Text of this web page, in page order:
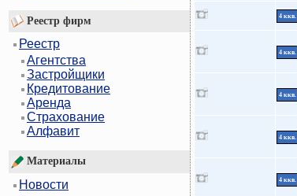
Реестр фирм
Реестр
Агентства
Застройщики
Кредитование
Аренда
Страхование
Алфавит
Материалы
Новости
4 ккв.
4 ккв.
4 ккв.
4 ккв.
4 ккв.